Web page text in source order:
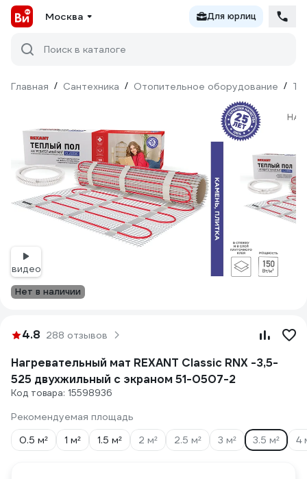
Москва Для юрлиц
Поиск в каталоге
Главная / Сантехника / Отопительное оборудование /
видео
Нет в наличии
4.8 288 отзывов
Нагревательный мат REXANT Classic RNX -3,5-
525 двухжильный с экраном 51-0507-2
Код товара: 15598936
Рекомендуемая площадь
0.5 м²
1 м² 1.5 м² 2 м² 2.5 м² 3 м² 3.5 м² 4